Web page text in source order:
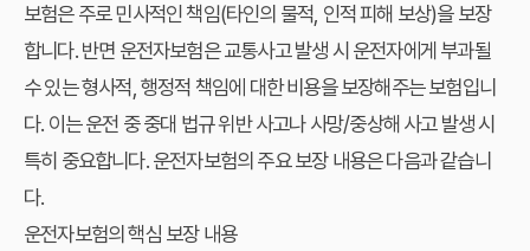
보험은 주로 민사적인 책임(타인의 물적, 인적 피해 보상)을 보장
합니다. 반면 운전자보험은 교통사고 발생 시 운전자에게 부과될
수 있는 형사적, 행정적 책임에 대한 비용을 보장해주는 보험입니
다. 이는 운전 중 중대 법규 위반 사고나 사망/중상해 사고 발생 시
특히 중요합니다. 운전자보험의 주요 보장 내용은 다음과 같습니
다.
운전자보험의 핵심 보장 내용